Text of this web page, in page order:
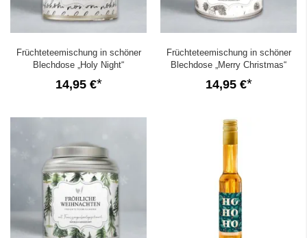
Früchteteemischung in schöner
Blechdose „Holy Night“
14,95 €
Früchteteemischung in schöner
Blechdose „Merry Christmas“
14,95 €